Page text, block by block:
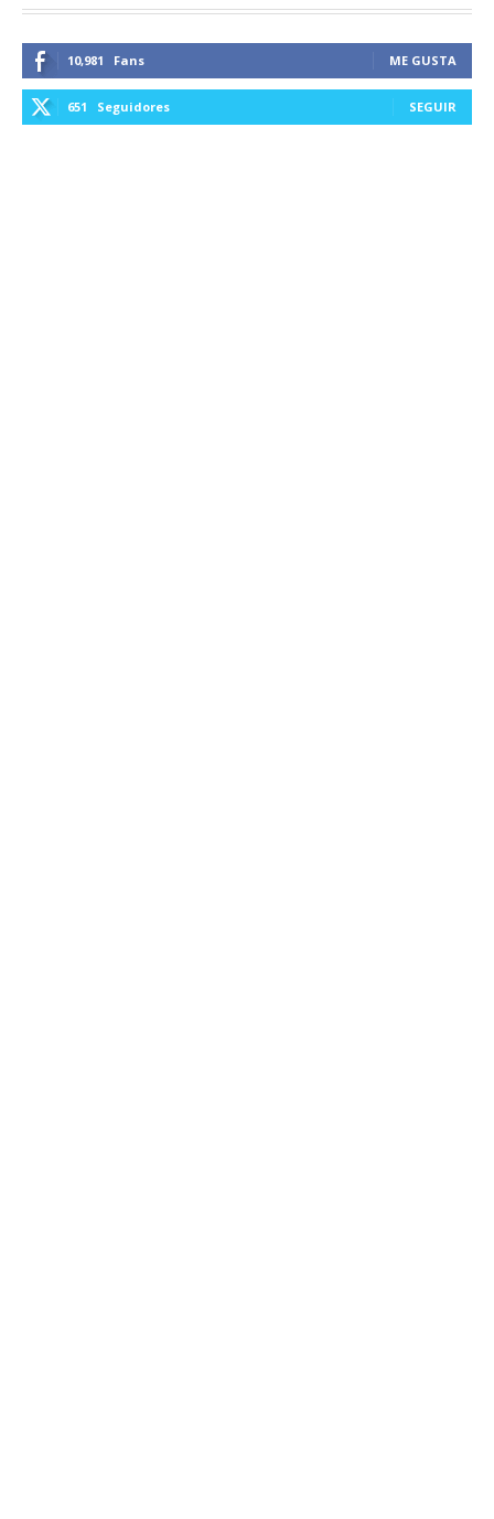
10,981 Fans ME GUSTA
651 Seguidores SEGUIR